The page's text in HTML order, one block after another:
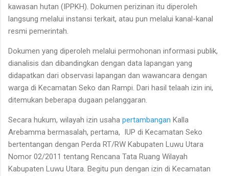
kawasan hutan (IPPKH). Dokumen perizinan itu diperoleh
langsung melalui instansi terkait, atau pun melalui kanal-kanal
resmi pemerintah.
Dokumen yang diperoleh melalui permohonan informasi publik,
dianalisis dan dibandingkan dengan data lapangan yang
didapatkan dari observasi lapangan dan wawancara dengan
warga di Kecamatan Seko dan Rampi. Dari hasil telaah izin ini,
ditemukan beberapa dugaan pelanggaran.
Secara hukum, wilayah izin usaha pertambangan Kalla
Arebamma bermasalah, pertama, IUP di Kecamatan Seko
bertentangan dengan Perda RT/RW Kabupaten Luwu Utara
Nomor 02/2011 tentang Rencana Tata Ruang Wilayah
Kabupaten Luwu Utara. Begitu pun dengan izin di Kecamatan